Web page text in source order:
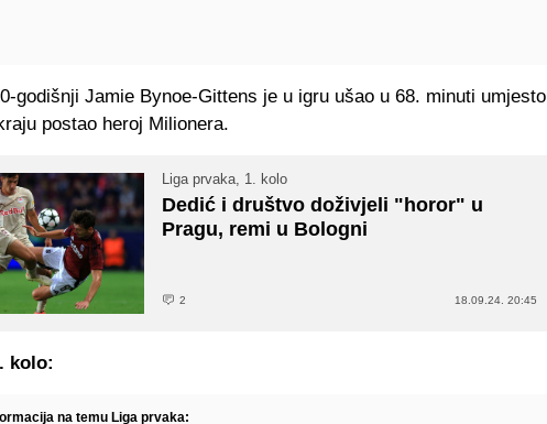
godišnji Jamie Bynoe-Gittens je u igru ušao u 68. minuti umjesto
postao heroj Milionera.
Liga prvaka, 1. kolo
Dedić i društvo doživjeli "horor" u
Pragu, remi u Bologni
2 18.09.24. 20:45
kolo:
na temu Liga prvaka: